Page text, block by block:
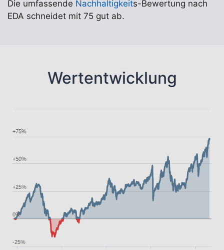
Die umfassende Nachhaltigkeits-Bewertung nach
EDA schneidet mit 75 gut ab.
Wertentwicklung
-25%
0%
+25%
+50%
+75%